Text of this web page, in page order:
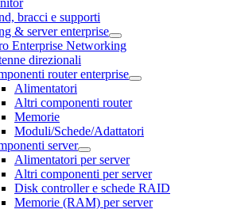
bracci e supporti
& server enterprise
Enterprise Networking
direzionali
router enterprise
Alimentatori
Altri componenti router
Memorie
Moduli/Schede/Adattatori
server
Alimentatori per server
Altri componenti per server
Disk controller e schede RAID
Memorie (RAM) per server